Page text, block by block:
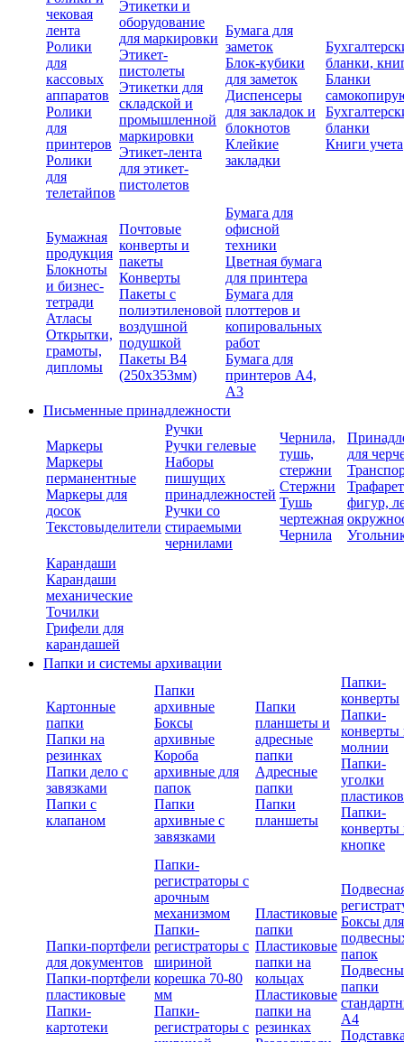
чековая
лента
Ролики
для
кассовых
аппаратов
Ролики
для
принтеров
Ролики
для
телетайпов
Этикетки и
оборудование
для маркировки
Этикет-
пистолеты
Этикетки для
складской и
промышленной
маркировки
Этикет-лента
для этикет-
пистолетов
Бумага для
заметок
Блок-кубики
для заметок
Диспенсеры
для закладок и
блокнотов
Клейкие
закладки
бланки,
Бланки
бланки
Книги учета
Бумажная
продукция
Блокноты
и бизнес-
тетради
Атласы
Открытки,
грамоты,
дипломы
Почтовые
конверты и
пакеты
Конверты
Пакеты с
полиэтиленовой
воздушной
подушкой
Пакеты В4
(250х353мм)
Бумага для
офисной
техники
Цветная бумага
для принтера
Бумага для
плоттеров и
копировальных
работ
Бумага для
принтеров А4,
А3
Письменные принадлежности
Маркеры
Маркеры
перманентные
Маркеры для
досок
Текстовыделители
Ручки
Ручки гелевые
Наборы
пишущих
принадлежностей
Ручки со
стираемыми
чернилами
Чернила,
тушь,
стержни
Стержни
Тушь
чертежная
Чернила
для
фигур,
Карандаши
Карандаши
механические
Точилки
Грифели для
карандашей
Папки и системы архивации
Картонные
папки
Папки на
резинках
Папки дело с
завязками
Папки с
клапаном
Папки
архивные
Боксы
архивные
Короба
архивные для
папок
Папки
архивные с
завязками
Папки
планшеты и
адресные
папки
Адресные
папки
Папки
планшеты
Папки-
конверты
Папки-
конверты
молнии
Папки-
уголки
Папки-
конверты
кнопке
Папки-портфели
для документов
Папки-портфели
пластиковые
Папки-
картотеки
Папки-
регистраторы с
арочным
механизмом
Папки-
регистраторы с
шириной
корешка 70-80
мм
Папки-
регистраторы с
Пластиковые
папки
Пластиковые
папки на
кольцах
Пластиковые
папки на
резинках
Боксы для
папок
папки
А4